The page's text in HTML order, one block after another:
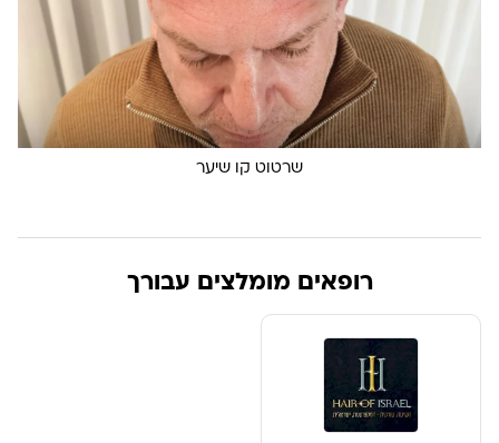
שרטוט קו שיער
רופאים מומלצים עבורך